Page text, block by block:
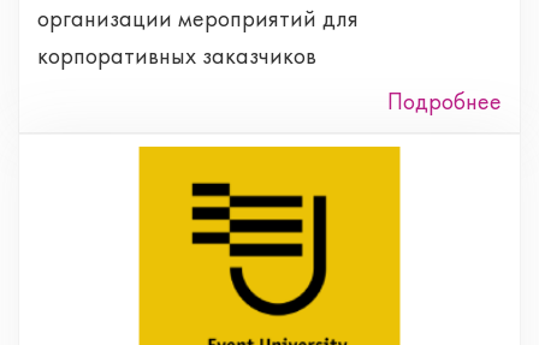
организации мероприятий для
корпоративных заказчиков
Подробнее